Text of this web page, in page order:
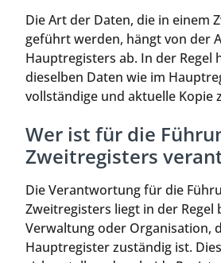
Die Art der Daten, die in einem
geführt werden, hängt von der
Hauptregisters ab. In der Regel
dieselben Daten wie im
vollständige und aktuelle Kopie
Wer ist für die
Zweitregisters
Die Verantwortung für die
Zweitregisters liegt in der Regel
Verwaltung oder Organisation,
Hauptregister zuständig ist.